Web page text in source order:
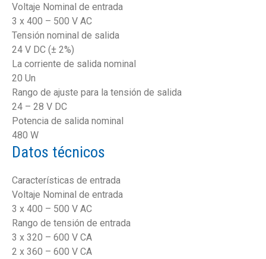
Voltaje Nominal de entrada
3 x 400 – 500 V AC
Tensión nominal de salida
24 V DC (± 2%)
La corriente de salida nominal
20 Un
Rango de ajuste para la tensión de salida
24 – 28 V DC
Potencia de salida nominal
480 W
Datos técnicos
Características de entrada
Voltaje Nominal de entrada
3 x 400 – 500 V AC
Rango de tensión de entrada
3 x 320 – 600 V CA
2 x 360 – 600 V CA